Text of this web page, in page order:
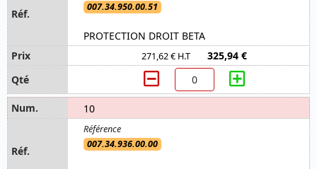
007.34.950.00.51
PROTECTION DROIT BETA
271,62 € H.T 325,94 €
10
007.34.936.00.00